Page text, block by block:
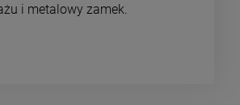
i metalowy zamek.